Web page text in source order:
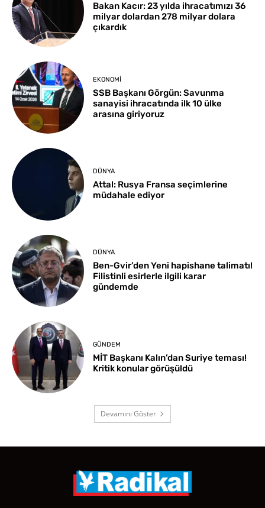
Bakan Kacır: 23 yılda ihracatımızı 36
milyar dolardan 278 milyar dolara
çıkardık
EKONOMI
SSB Başkanı Görgün: Savunma
sanayisi ihracatında ilk 10 ülke
arasına giriyoruz
DÜNYA
Attal: Rusya Fransa seçimlerine
müdahale ediyor
DÜNYA
Ben-Gvir’den Yeni hapishane talimatı!
Filistinli esirlerle ilgili karar
gündemde
GÜNDEM
MİT Başkanı Kalın’dan Suriye teması!
Kritik konular görüşüldü
Devamını Göster